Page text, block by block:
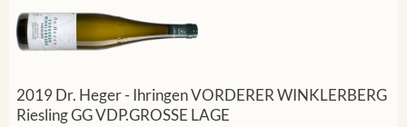
2019 Dr. Heger - Ihringen VORDERER WINKLERBERG
Riesling GG VDP.GROSSE LAGE